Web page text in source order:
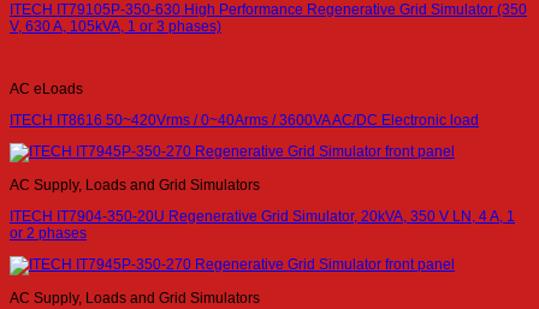
ITECH IT79105P-350-630 High Performance Regenerative Grid Simulator (350
V, 630 A, 105kVA, 1 or 3 phases)
AC eLoads
ITECH IT8616 50~420Vrms / 0~40Arms / 3600VA AC/DC Electronic load
AC Supply, Loads and Grid Simulators
ITECH IT7904-350-20U Regenerative Grid Simulator, 20kVA, 350 V LN, 4 A, 1
or 2 phases
AC Supply, Loads and Grid Simulators